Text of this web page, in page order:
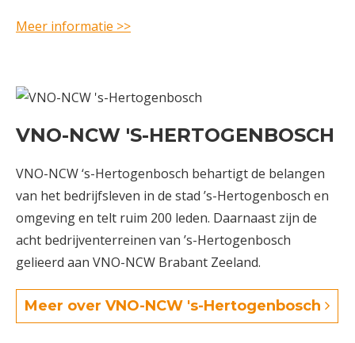
Meer informatie >>
VNO-NCW 'S-HERTOGENBOSCH
VNO-NCW ‘s-Hertogenbosch behartigt de belangen
van het bedrijfsleven in de stad ’s-Hertogenbosch en
omgeving en telt ruim 200 leden. Daarnaast zijn de
acht bedrijventerreinen van ’s-Hertogenbosch
gelieerd aan VNO-NCW Brabant Zeeland.
Meer over VNO-NCW 's-Hertogenbosch